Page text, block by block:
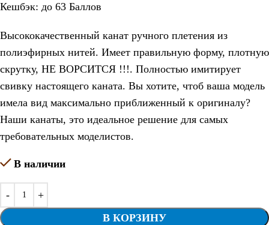
Кешбэк: до 63 Баллов
Высококачественный канат ручного плетения из
полиэфирных нитей. Имеет правильную форму, плотную
скрутку, НЕ ВОРСИТСЯ !!!. Полностью имитирует
свивку настоящего каната. Вы хотите, чтоб ваша модель
имела вид максимально приближенный к оригиналу?
Наши канаты, это идеальное решение для самых
требовательных моделистов.
В наличии
В КОРЗИНУ